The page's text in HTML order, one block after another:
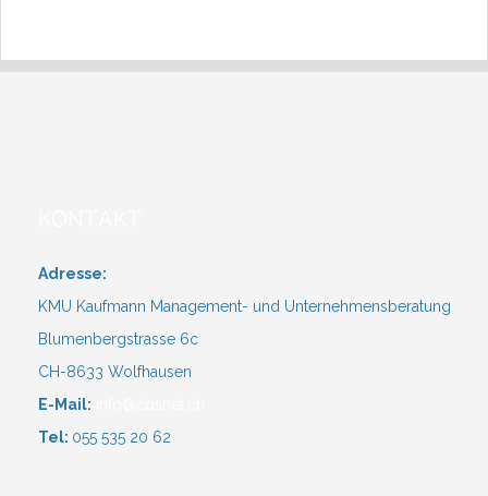
Adresse:
KMU Kaufmann Management- und Unternehmensberatung
Blumenbergstrasse 6c
CH-8633 Wolfhausen
E-Mail:
Tel: 055 535 20 62